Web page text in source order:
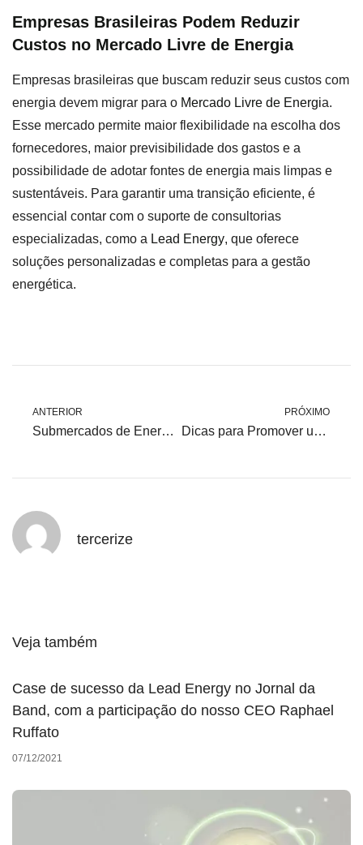
Empresas Brasileiras Podem Reduzir
Custos no Mercado Livre de Energia
Empresas brasileiras que buscam reduzir seus custos com
energia devem migrar para o Mercado Livre de Energia.
Esse mercado permite maior flexibilidade na escolha dos
fornecedores, maior previsibilidade dos gastos e a
possibilidade de adotar fontes de energia mais limpas e
sustentáveis. Para garantir uma transição eficiente, é
essencial contar com o suporte de consultorias
especializadas, como a Lead Energy, que oferece
soluções personalizadas e completas para a gestão
energética.
ANTERIOR
Submercados de Energia: Conheça os Riscos para a Modalidade Atacadista
PRÓXIMO
Dicas para Promover uma Cultura de Economia de Energia no Ambiente de Trabalho
tercerize
Veja também
Case de sucesso da Lead Energy no Jornal da
Band, com a participação do nosso CEO Raphael
Ruffato
07/12/2021